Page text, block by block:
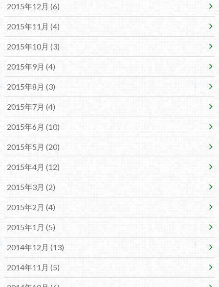
2015年12月 (6)
2015年11月 (4)
2015年10月 (3)
2015年9月 (4)
2015年8月 (3)
2015年7月 (4)
2015年6月 (10)
2015年5月 (20)
2015年4月 (12)
2015年3月 (2)
2015年2月 (4)
2015年1月 (5)
2014年12月 (13)
2014年11月 (5)